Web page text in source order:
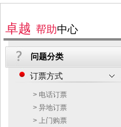
卓越 帮助中心
问题分类
订票方式
> 电话订票
> 异地订票
> 上门购票